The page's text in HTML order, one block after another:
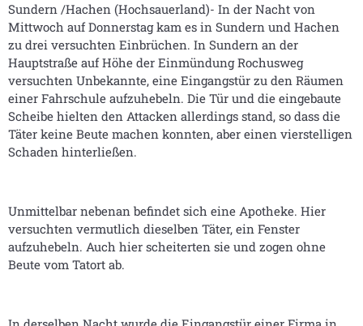
Sundern /Hachen (Hochsauerland)- In der Nacht von
Mittwoch auf Donnerstag kam es in Sundern und Hachen
zu drei versuchten Einbrüchen. In Sundern an der
Hauptstraße auf Höhe der Einmündung Rochusweg
versuchten Unbekannte, eine Eingangstür zu den Räumen
einer Fahrschule aufzuhebeln. Die Tür und die eingebaute
Scheibe hielten den Attacken allerdings stand, so dass die
Täter keine Beute machen konnten, aber einen vierstelligen
Schaden hinterließen.
Unmittelbar nebenan befindet sich eine Apotheke. Hier
versuchten vermutlich dieselben Täter, ein Fenster
aufzuhebeln. Auch hier scheiterten sie und zogen ohne
Beute vom Tatort ab.